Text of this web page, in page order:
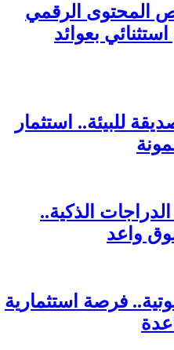
المحتوى الرقمي
بعوائد
للبيئة.. استثمار
الذكية..
واعد
فرصة استثمارية